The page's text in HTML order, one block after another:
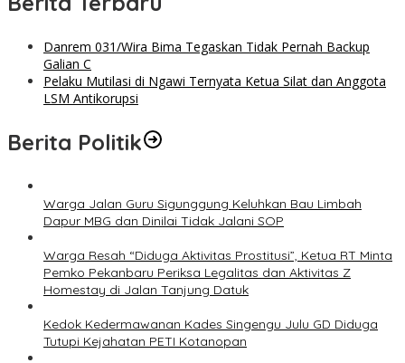
Danrem 031/Wira Bima Tegaskan Tidak Pernah Backup
Galian C
Pelaku Mutilasi di Ngawi Ternyata Ketua Silat dan Anggota
LSM Antikorupsi
Berita Politik
Warga Jalan Guru Sigunggung Keluhkan Bau Limbah
Dapur MBG dan Dinilai Tidak Jalani SOP
Warga Resah “Diduga Aktivitas Prostitusi”, Ketua RT Minta
Pemko Pekanbaru Periksa Legalitas dan Aktivitas Z
Homestay di Jalan Tanjung Datuk
Kedok Kedermawanan Kades Singengu Julu GD Diduga
Tutupi Kejahatan PETI Kotanopan